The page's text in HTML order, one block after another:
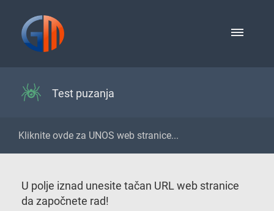
Test puzanja
U polje iznad unesite tačan URL web stranice
da započnete rad!